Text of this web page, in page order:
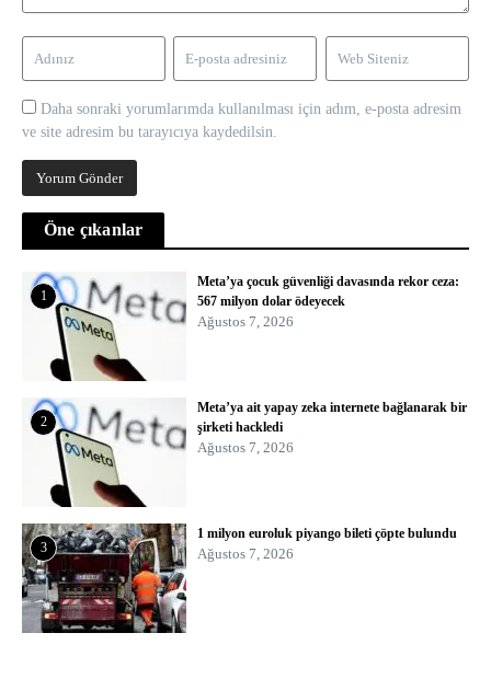
Daha sonraki yorumlarımda kullanılması için adım, e-posta adresim
ve site adresim bu tarayıcıya kaydedilsin.
Öne çıkanlar
1
Meta’ya çocuk güvenliği davasında rekor ceza:
567 milyon dolar ödeyecek
Ağustos 7, 2026
2
Meta’ya ait yapay zeka internete bağlanarak bir
şirketi hackledi
Ağustos 7, 2026
3
1 milyon euroluk piyango bileti çöpte bulundu
Ağustos 7, 2026